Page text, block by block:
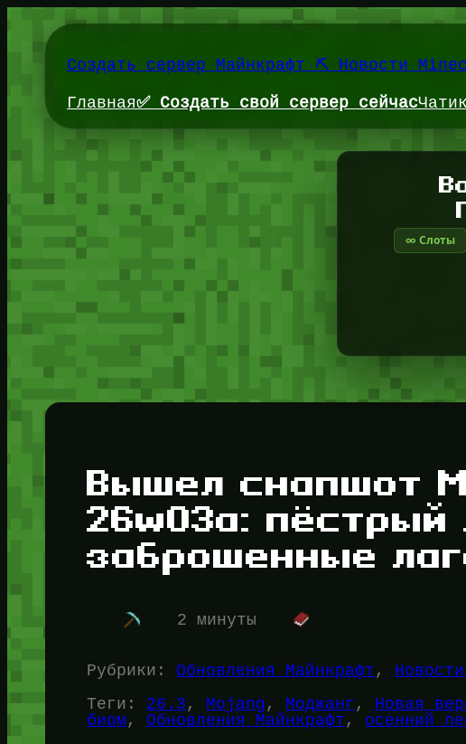
Перейти
содержимомуСоздать сервер Майнкрафт ⛏️ Новости
Главная✅ Создать свой сервер сейчас
∞ Слоты
Вышел снапшот
26w03a: пёстрый
заброшенные
2 минуты
Рубрики: Обновления Майнкрафт ,
Теги: 26.3 , Mojang , Моджанг , Новая
биом , Обновления Майнкрафт , осенний